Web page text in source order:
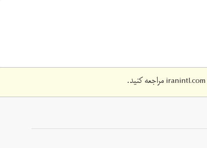
iranintl.comمراجعه کنید.